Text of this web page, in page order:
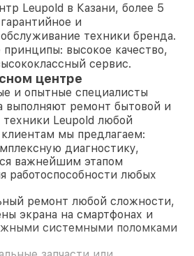
Leupold в Казани, более 5
и
техники бренда.
высокое качество,
сервис.
центре
и опытные специалисты
выполняют ремонт бытовой и
Leupold любой
мы предлагаем:
диагностику,
важнейшим этапом
работоспособности любых
ремонт любой сложности,
экрана на смартфонах и
системными поломками